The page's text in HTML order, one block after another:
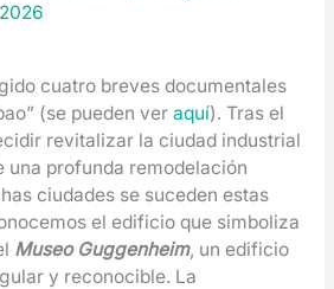
cuatro breves documentales
(se pueden ver aquí). Tras el
revitalizar la ciudad industrial
una profunda remodelación
ciudades se suceden estas
el edificio que simboliza
Museo Guggenheim, un edificio
y reconocible. La